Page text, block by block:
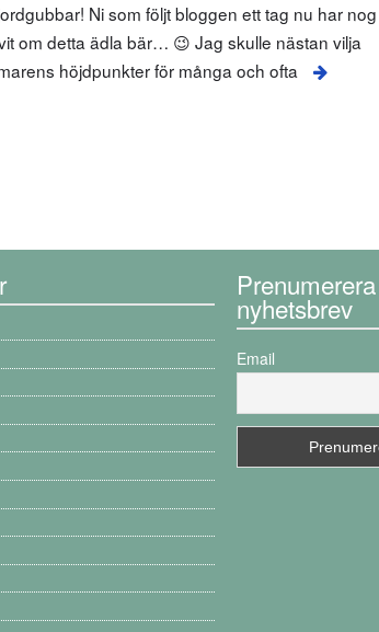
Ni som följt bloggen ett tag nu har nog
om detta ädla bär… 😉 Jag skulle nästan vilja
höjdpunkter för många och ofta
nyhetsbrev
Email